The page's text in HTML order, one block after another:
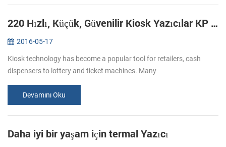
220 Hızlı, Küçük, Güvenilir Kiosk Yazıcılar KP YENİ Başlat:
2016-05-17
Kiosk technology has become a popular tool for retailers, cash
dispensers to lottery and ticket machines. Many
make their customers’ e...
Devamını Oku
Daha iyi bir yaşam için termal Yazıcı